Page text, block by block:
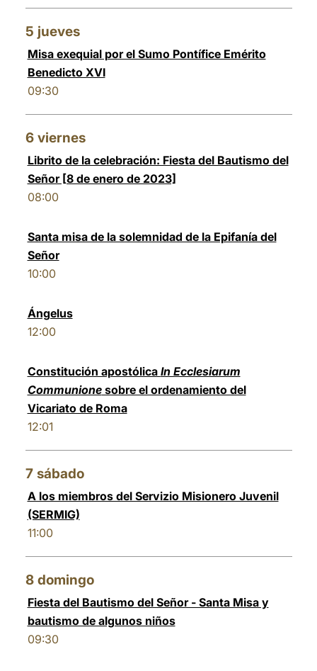
5 jueves
Misa exequial por el Sumo Pontífice Emérito
Benedicto XVI
09:30
6 viernes
Librito de la celebración: Fiesta del Bautismo del
Señor [8 de enero de 2023]
08:00
Santa misa de la solemnidad de la Epifanía del
Señor
10:00
Ángelus
12:00
Constitución apostólica In Ecclesiarum
Communionesobre el ordenamiento del
Vicariato de Roma
12:01
7 sábado
A los miembros del Servizio Misionero Juvenil
(SERMIG)
11:00
8 domingo
Fiesta del Bautismo del Señor - Santa Misa y
bautismo de algunos niños
09:30